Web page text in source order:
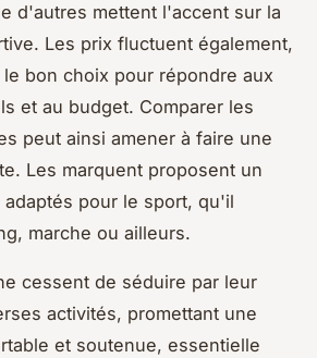
d'autres mettent l'accent sur la
Les prix fluctuent également,
bon choix pour répondre aux
et au budget. Comparer les
peut ainsi amener à faire une
Les marquent proposent un
pour le sport, qu'il
marche ou ailleurs.
cessent de séduire par leur
activités, promettant une
et soutenue, essentielle